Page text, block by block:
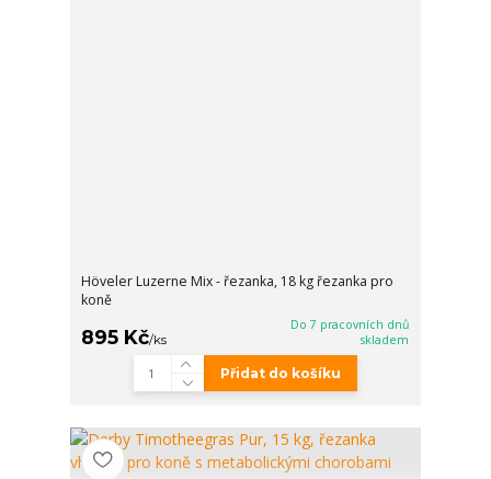
Höveler Luzerne Mix - řezanka, 18 kg řezanka pro
koně
895 Kč/ks
Do 7 pracovních dnů
skladem
Přidat do košíku